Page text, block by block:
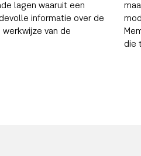
lagen waaruit een
informatie over de
van de
die